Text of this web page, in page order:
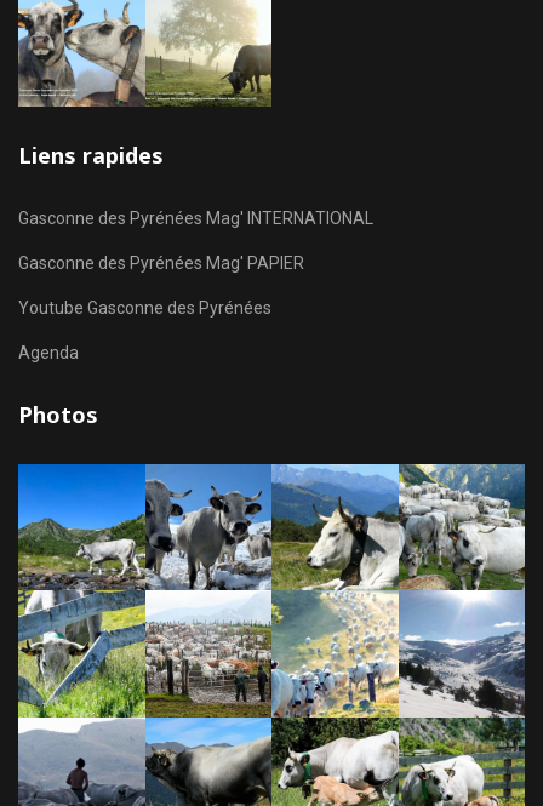
Liens rapides
Gasconne des Pyrénées Mag' INTERNATIONAL
Gasconne des Pyrénées Mag' PAPIER
Youtube Gasconne des Pyrénées
Agenda
Photos